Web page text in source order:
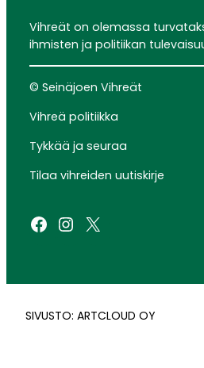
Vihreät on olemassa
ihmisten ja politiikan
© Seinäjoen Vihreät
Vihreä politiikka
Tykkää ja seuraa
Tilaa vihreiden uutiskirje
Facebook
Instagram
X
SIVUSTO: ARTCLOUD OY